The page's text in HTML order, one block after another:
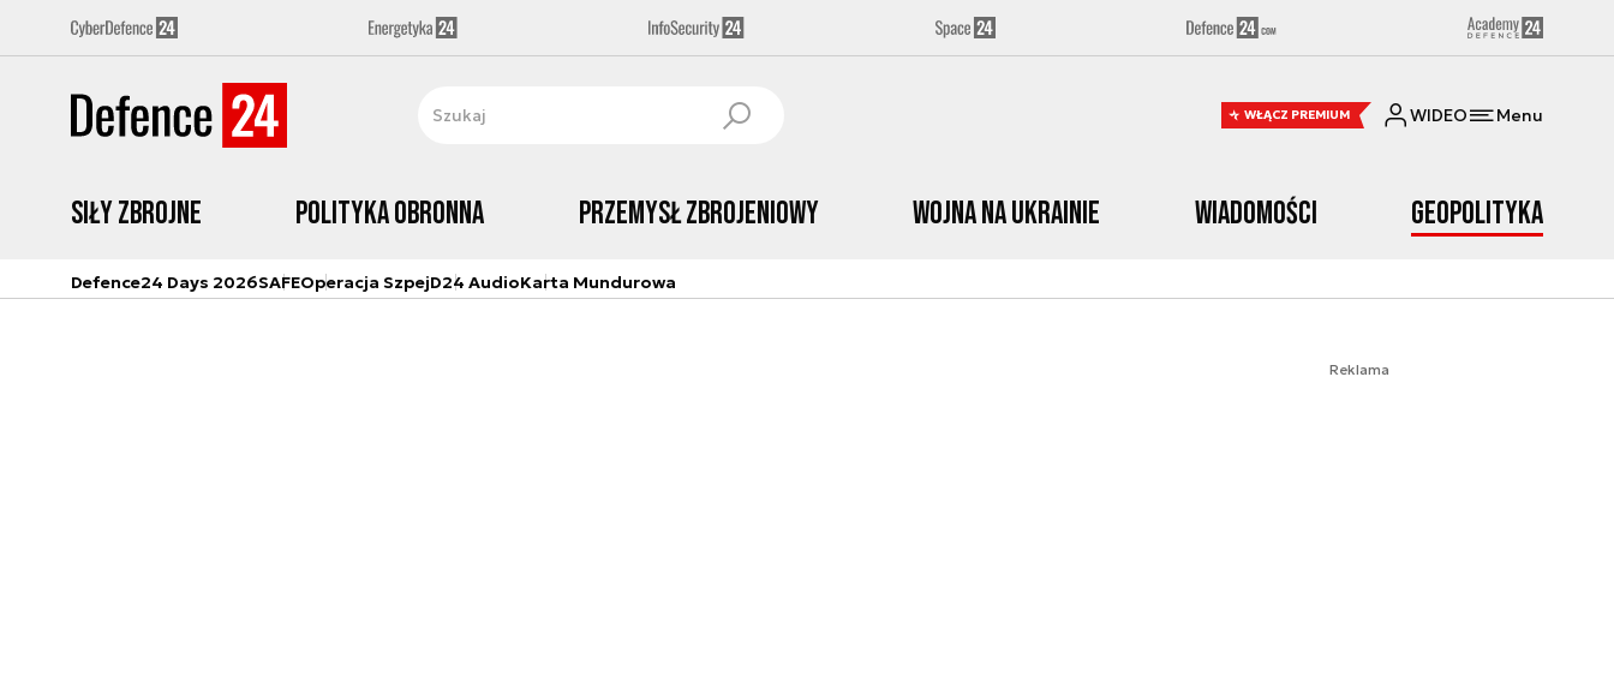
WŁĄCZ PREMIUM WIDEO Menu
Siły zbrojne Polityka obronna Przemysł Zbrojeniowy Wojna na Ukrainie Wiadomości Geopolityka
Defence24 Days 2026SAFEOperacja SzpejD24 AudioKarta Mundurowa
Reklama